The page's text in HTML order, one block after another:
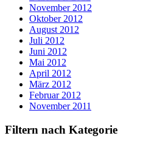
November 2012
Oktober 2012
August 2012
Juli 2012
Juni 2012
Mai 2012
April 2012
März 2012
Februar 2012
November 2011
Filtern nach Kategorie